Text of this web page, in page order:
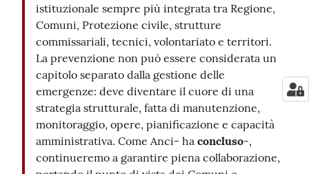
istituzionale sempre più integrata tra Regione,
Comuni, Protezione civile, strutture
commissariali, tecnici, volontariato e territori.
La prevenzione non può essere considerata un
capitolo separato dalla gestione delle
emergenze: deve diventare il cuore di una
strategia strutturale, fatta di manutenzione,
monitoraggio, opere, pianificazione e capacità
amministrativa. Come Anci- ha concluso-,
continueremo a garantire piena collaborazione,